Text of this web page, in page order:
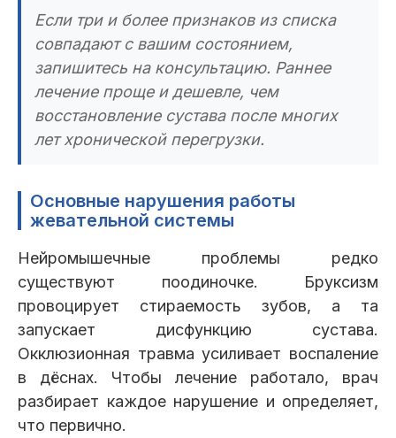
Если три и более признаков из списка
совпадают с вашим состоянием,
запишитесь на консультацию. Раннее
лечение проще и дешевле, чем
восстановление сустава после многих
лет хронической перегрузки.
Основные нарушения работы
жевательной системы
Нейромышечные проблемы редко
существуют поодиночке. Бруксизм
провоцирует стираемость зубов, а та
запускает дисфункцию сустава.
Окклюзионная травма усиливает воспаление
в дёснах. Чтобы лечение работало, врач
разбирает каждое нарушение и определяет,
что первично.